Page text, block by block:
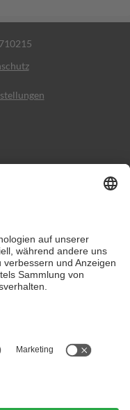
in den
der Inhalte, können Fehler
Richtigkeit und
Veranstalter vor Ort